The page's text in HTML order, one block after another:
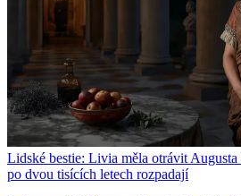
Lidské bestie: Livia měla otrávit
po dvou tisících letech rozpadají